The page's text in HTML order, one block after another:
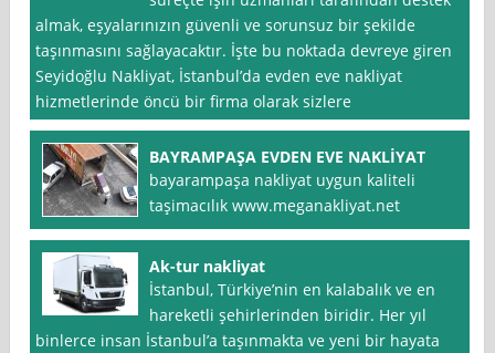
almak, eşyalarınızın güvenli ve sorunsuz bir şekilde
taşınmasını sağlayacaktır. İşte bu noktada devreye giren
Seyidoğlu Nakliyat, İstanbul’da evden eve nakliyat
hizmetlerinde öncü bir firma olarak sizlere
BAYRAMPAŞA EVDEN EVE NAKLİYAT
bayarampaşa nakliyat uygun kaliteli
taşimacılık www.meganakliyat.net
Ak-tur nakliyat
İstanbul, Türkiye’nin en kalabalık ve en
hareketli şehirlerinden biridir. Her yıl
binlerce insan İstanbul’a taşınmakta ve yeni bir hayata